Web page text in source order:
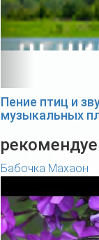
Пение птиц и
музыкальных
Бабочка Махаон